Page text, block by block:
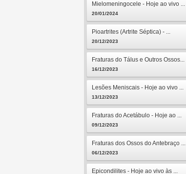
Mielomeningocele - Hoje ao vivo ...
20/01/2024
Pioartrites (Artrite Séptica) - ...
20/12/2023
Fraturas do Tálus e Outros Ossos...
16/12/2023
Lesões Meniscais - Hoje ao vivo ...
13/12/2023
Fraturas do Acetábulo - Hoje ao ...
09/12/2023
Fraturas dos Ossos do Antebraço ...
06/12/2023
Epicondilites - Hoje ao vivo às ...